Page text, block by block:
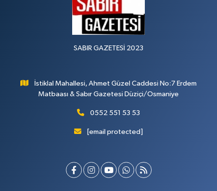
SABIR GAZETESİ 2023
İstiklal Mahallesi, Ahmet Güzel Caddesi No:7 Erdem
Matbaası & Sabır Gazetesi Düziçi/Osmaniye
0552 551 53 53
[email protected]